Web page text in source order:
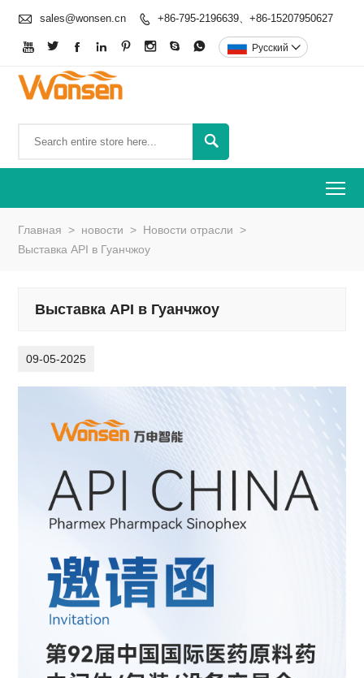
 sales@wonsen.cn  +86-795-2196639、+86-15207950627
        Pусский 

Главная > новости > Новости отрасли >
Выставка API в Гуанчжоу
Выставка API в Гуанчжоу
09-05-2025